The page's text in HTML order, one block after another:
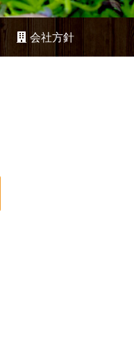
会社方針